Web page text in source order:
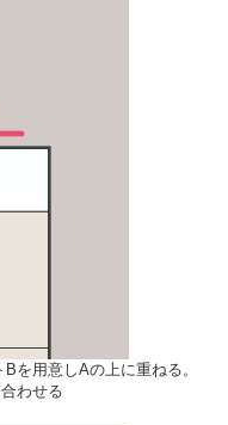
を用意しAの上に重ねる。
わせる